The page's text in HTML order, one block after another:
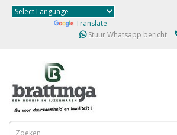
Translate
Stuur Whatsapp bericht